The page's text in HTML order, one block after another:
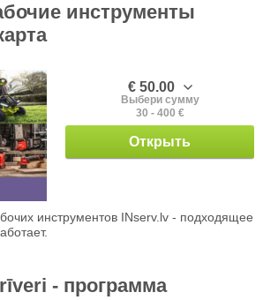
инструменты
€ 50.00
Выбери сумму
30 - 400 €
Открыть
инструментов INserv.lv - подходящее
- программа